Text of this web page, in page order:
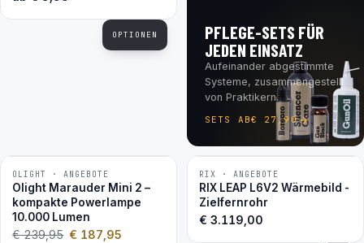
OPTIONEN
PFLEGE-SETS FÜR
JEDEN EINSATZ
Aufeinander abgestimmte
Systeme, zusammengestellt
von Praktikern.
SETS AB€ 27,90
−22 %
OLIGHT · ANGEBOTE
Olight Marauder Mini 2 –
kompakte Powerlampe
10.000 Lumen
€239,95 € 187,95
RIX · ANGEBOTE
RIX LEAP L6V2 Wärmebild -
Zielfernrohr
€ 3.119,00